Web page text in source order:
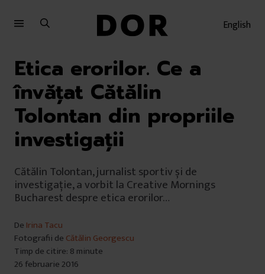
English
Etica erorilor. Ce a
învățat Cătălin
Tolontan din propriile
investigații
Cătălin Tolontan, jurnalist sportiv și de
investigație, a vorbit la Creative Mornings
Bucharest despre etica erorilor…
De Irina Tacu
Fotografii de Cătălin Georgescu
Timp de citire: 8 minute
26 februarie 2016